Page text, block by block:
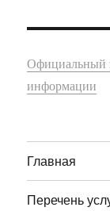
Официальный
информации
Главная
Перечень